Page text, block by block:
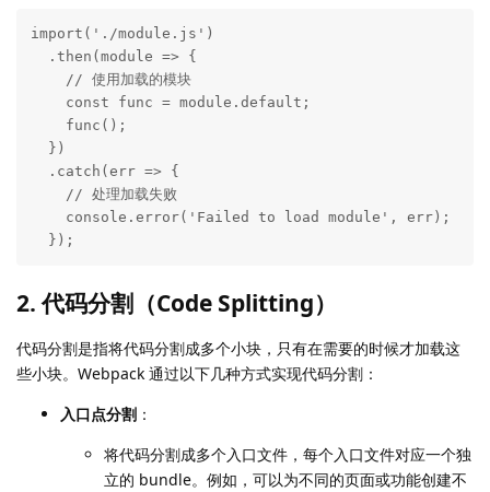
import('./module.js')
  });
2. 代码分割（Code Splitting）
代码分割是指将代码分割成多个小块，只有在需要的时候才加载这
些小块。Webpack 通过以下几种方式实现代码分割：
入口点分割 ：
将代码分割成多个入口文件，每个入口文件对应一个独
立的 bundle。例如，可以为不同的页面或功能创建不